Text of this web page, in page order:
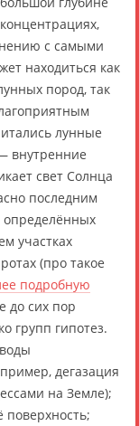
с самыми
находиться как
пород, так
лунные
внутренние
свет Солнца
последним
определённых
участках
(про такое
подробную
до сих пор
групп гипотез.
дегазация
на Земле);